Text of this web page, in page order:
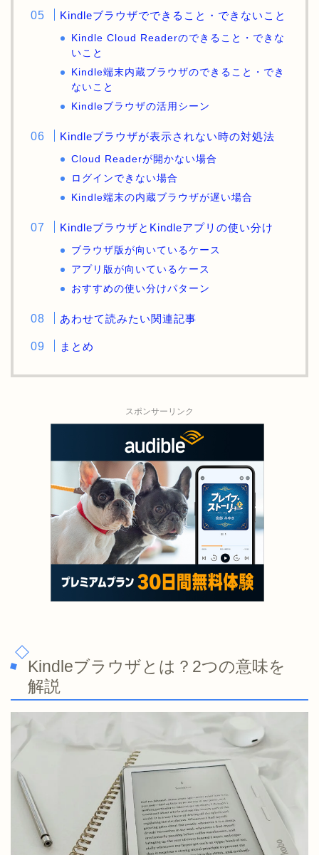
Kindleブラウザでできること・できないこと
Kindle Cloud Readerのできること・できな
いこと
Kindle端末内蔵ブラウザのできること・でき
ないこと
Kindleブラウザの活用シーン
Kindleブラウザが表示されない時の対処法
Cloud Readerが開かない場合
ログインできない場合
Kindle端末の内蔵ブラウザが遅い場合
KindleブラウザとKindleアプリの使い分け
ブラウザ版が向いているケース
アプリ版が向いているケース
おすすめの使い分けパターン
あわせて読みたい関連記事
まとめ
スポンサーリンク
Kindleブラウザとは？2つの意味を
解説